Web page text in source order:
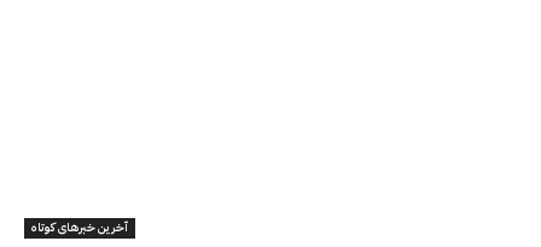
آخرین خبرهای کوتاه